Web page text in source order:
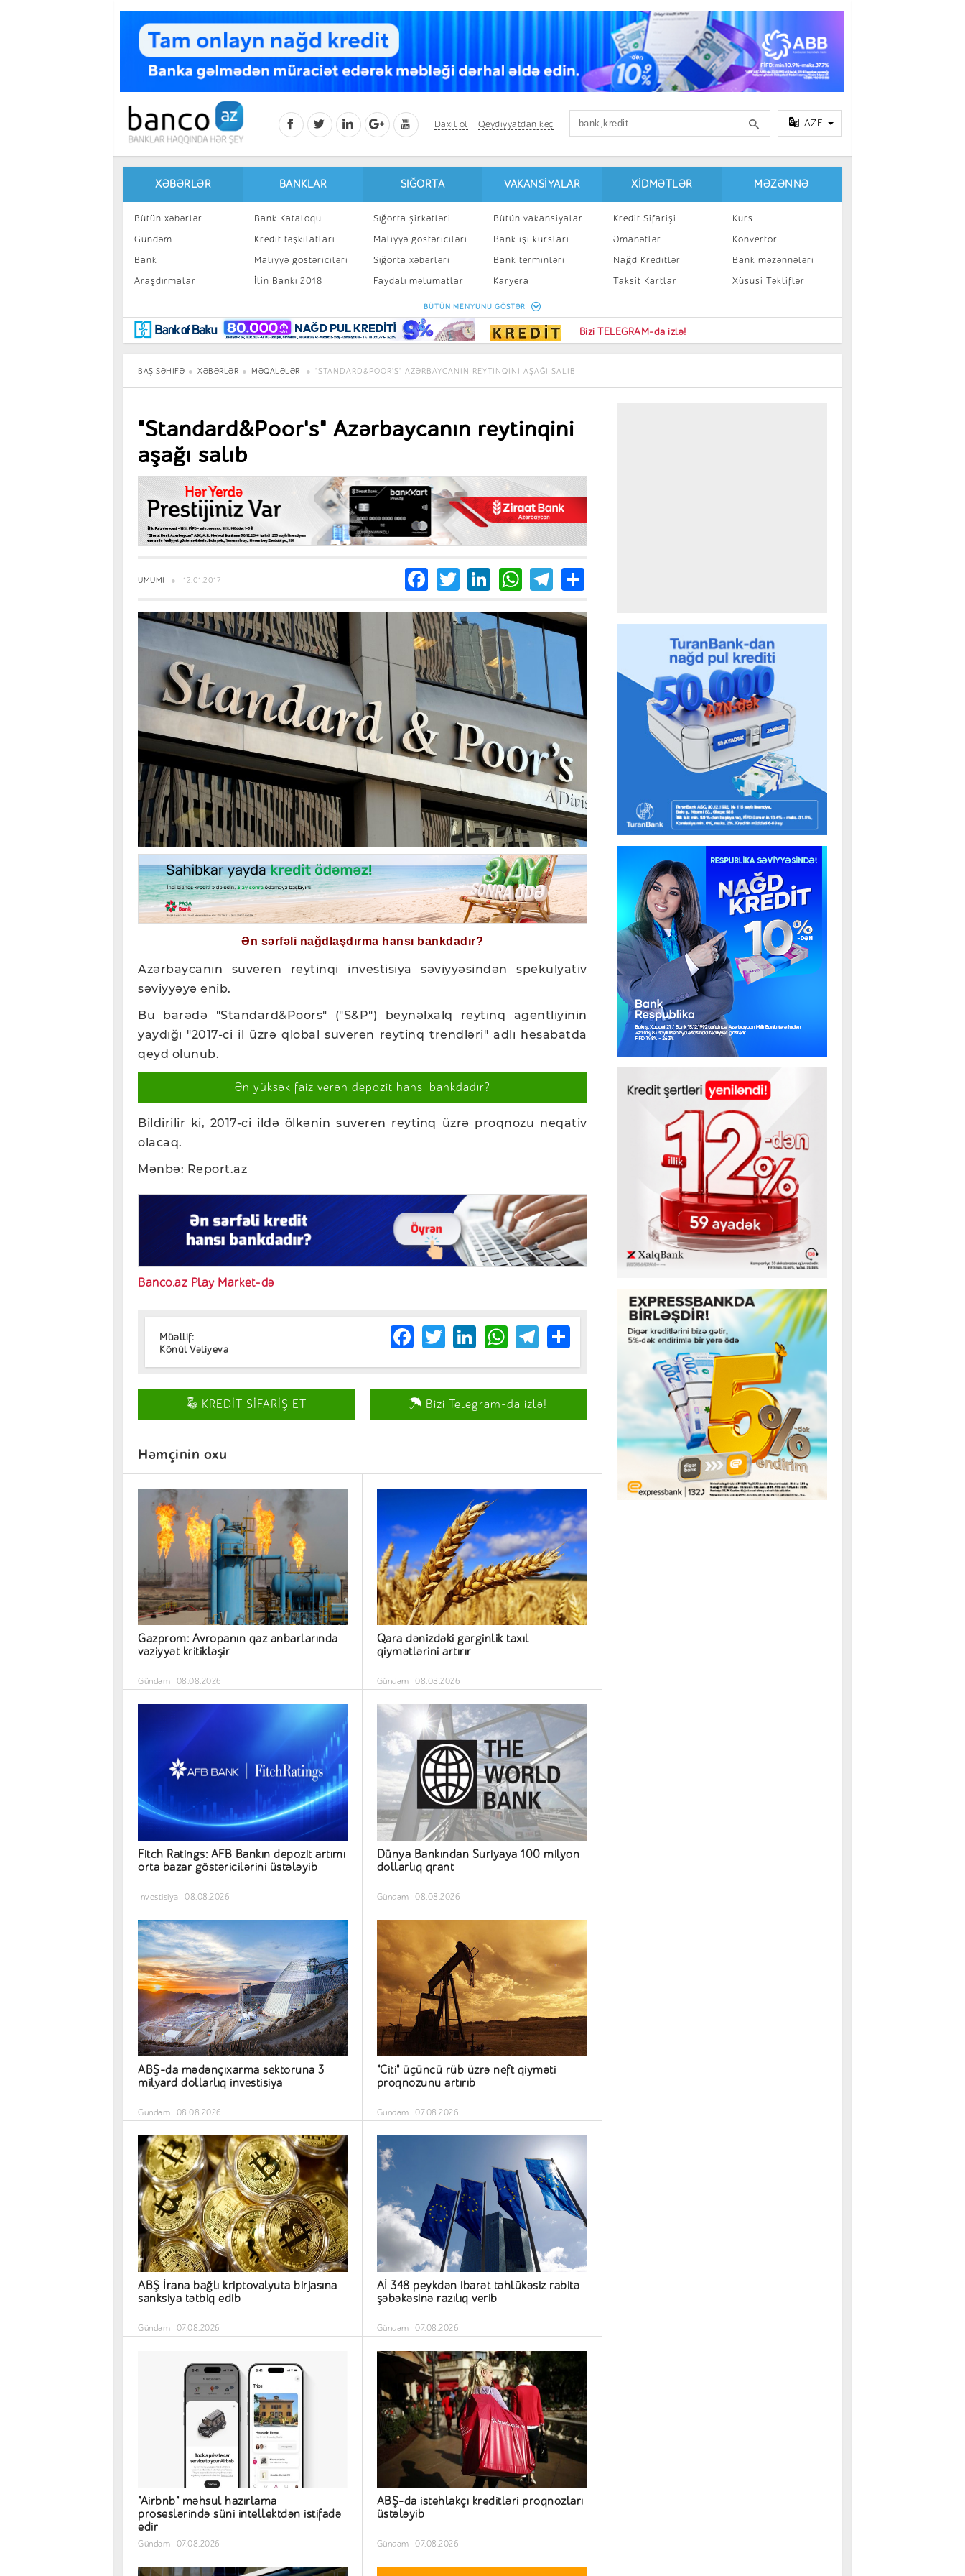
Daxil ol Qeydiyyatdan keç AZE
XƏBƏRLƏR
Bütün xəbərlər
Gündəm
Bank
Araşdırmalar
Maraqlı
BancoTV
Müsahibə
BANKLAR
Bank Kataloqu
Kredit təşkilatları
Maliyyə göstəriciləri
İlin Bankı 2018
SIĞORTA
Sığorta şirkətləri
Maliyyə göstəriciləri
Sığorta xəbərləri
Faydalı məlumatlar
Sığorta kalkulyatoru
VAKANSIYALAR
Bütün vakansiyalar
Bank işi kursları
Bank terminləri
Karyera
Peşakar inkişaf
XIDMƏTLƏR
Kredit Sifarişi
Əmanətlər
Nağd Kreditlər
Taksit Kartlar
Kart sifarişi
MƏZƏNNƏ
Kurs
Konvertor
Bank məzənnələri
Xüsusi Təkliflər
BÜTÜN MENYUNU GÖSTƏR
Bizi TELEGRAM-da izlə!
BAŞ SƏHIFƏ XƏBƏRLƏR MƏQALƏLƏR "STANDARD&POOR'S" AZƏRBAYCANIN REYTINQINI AŞAĞI SALIB
"Standard&Poor's" Azərbaycanın reytinqini
aşağı salıb
ÜMUMI 12.01.2017 Facebook
TwitterLinkedIn
WhatsApp
Telegram
Share
Ən sərfəli nağdlaşdırma hansı bankdadır?
Azərbaycanın suveren reytinqi investisiya səviyyəsindən spekulyativ
səviyyəyə enib.
Bu barədə "Standard&Poors" ("S&P") beynəlxalq reytinq agentliyinin
yaydığı "2017-ci il üzrə qlobal suveren reytinq trendləri" adlı hesabatda
qeyd olunub.
Ən yüksək faiz verən depozit hansı bankdadır?
Bildirilir ki, 2017-ci ildə ölkənin suveren reytinq üzrə proqnozu neqativ
olacaq.
Mənbə: Report.az
Banco.az Play Market-də
Müəllif:
Könül Vəliyeva
Facebook
TwitterLinkedIn
WhatsApp
Telegram
Share
KREDİT SİFARİŞ ET Bizi Telegram-da izlə!
Həmçinin oxu
Gazprom: Avropanın qaz anbarlarında
vəziyyət kritikləşir
Gündəm 08.08.2026
Qara dənizdəki gərginlik taxıl
qiymətlərini artırır
Gündəm 08.08.2026
Fitch Ratings: AFB Bankın depozit artımı
orta bazar göstəricilərini üstələyib
İnvestisiya 08.08.2026
Dünya Bankından Suriyaya 100 milyon
dollarlıq qrant
Gündəm 08.08.2026
ABŞ-da mədənçıxarma sektoruna 3
milyard dollarlıq investisiya
Gündəm 08.08.2026
"Citi" üçüncü rüb üzrə neft qiyməti
proqnozunu artırıb
Gündəm 07.08.2026
ABŞ İrana bağlı kriptovalyuta birjasına
sanksiya tətbiq edib
Gündəm 07.08.2026
Aİ 348 peykdən ibarət təhlükəsiz rabitə
şəbəkəsinə razılıq verib
Gündəm 07.08.2026
"Airbnb" məhsul hazırlama
proseslərində süni intellektdən istifadə
edir
Gündəm 07.08.2026
ABŞ-da istehlakçı kreditləri proqnozları
üstələyib
Gündəm 07.08.2026